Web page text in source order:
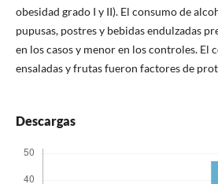
obesidad grado I y II). El consumo de
pupusas, postres y bebidas endulzadas
en los casos y menor en los controles. El
ensaladas y frutas fueron factores de
Descargas